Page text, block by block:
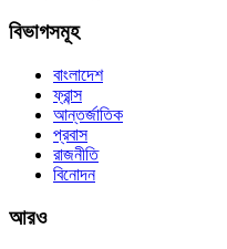
বিভাগসমূহ
বাংলাদেশ
ফ্রান্স
আন্তর্জাতিক
প্রবাস
রাজনীতি
বিনোদন
আরও